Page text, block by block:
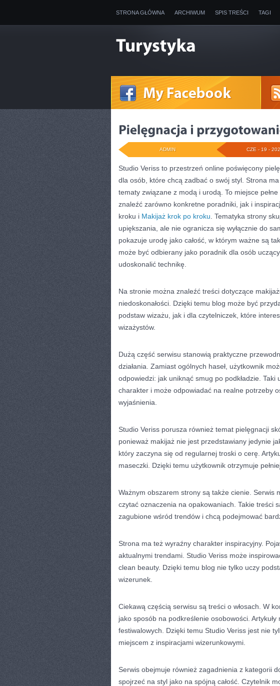
STRONA GŁÓWNA ARCHIWUM SPIS TREŚCI TAGI
CZE - 19 -
ADMIN
Studio Veriss to przestrzeń online poświęcony
dla osób, które chcą zadbać o swój styl. Strona
tematy związane z modą i urodą. To miejsce
znaleźć zarówno konkretne poradniki, jak i
kroku i Makijaż krok po kroku . Tematyka strony
upiększania, ale nie ogranicza się wyłącznie do
pokazuje urodę jako całość, w którym ważne są
może być odbierany jako poradnik dla osób
udoskonalić technikę.
Na stronie można znaleźć treści dotyczące
niedoskonałości. Dzięki temu blog może być
podstaw wizażu, jak i dla czytelniczek, które
wizażystów.
Dużą część serwisu stanowią praktyczne
działania. Zamiast ogólnych haseł, użytkownik
odpowiedzi: jak uniknąć smug po podkładzie. Taki
charakter i może odpowiadać na realne potrzeby
wyjaśnienia.
Studio Veriss porusza również temat pielęgnacji
ponieważ makijaż nie jest przedstawiany jedynie
który zaczyna się od regularnej troski o cerę.
maseczki. Dzięki temu użytkownik otrzymuje
Ważnym obszarem strony są także cienie. Serwis
czytać oznaczenia na opakowaniach. Takie treści
zagubione wśród trendów i chcą podejmować
Strona ma też wyraźny charakter inspiracyjny.
aktualnymi trendami. Studio Veriss może
clean beauty. Dzięki temu blog nie tylko uczy
wizerunek.
Ciekawą częścią serwisu są treści o włosach. W
jako sposób na podkreślenie osobowości.
festiwalowych. Dzięki temu Studio Veriss jest nie
miejscem z inspiracjami wizerunkowymi.
Serwis obejmuje również zagadnienia z kategorii
spojrzeć na styl jako na spójną całość. Czytelnik